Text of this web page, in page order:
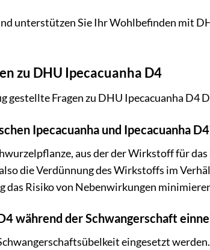
unterstützen Sie Ihr Wohlbefinden mit
zu DHU Ipecacuanha D4
gestellte Fragen zu DHU Ipecacuanha D4
Ipecacuanha und Ipecacuanha
aus der der Wirkstoff für
die Verdünnung des Wirkstoffs im
das Risiko von Nebenwirkungen
während der Schwangerschaft
eingesetzt